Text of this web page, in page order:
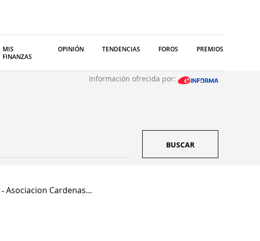
MIS
FINANZAS
OPINIÓN TENDENCIAS FOROS PREMIOS
Información ofrecida por:
BUSCAR
- Asociacion Cardenas...